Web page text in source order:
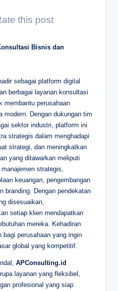
this post
Bisnis dan
sebagai platform digital
berbagai layanan konsultasi
membantu perusahaan
modern. Dengan dukungan tim
sektor industri, platform ini
strategis dalam menghadapi
strategi, dan meningkatkan
yang ditawarkan meliputi
strategis,
keuangan, pengembangan
branding. Dengan pendekatan
disesuaikan,
setiap klien mendapatkan
mereka. Kehadiran
bagi perusahaan yang ingin
global yang kompetitif.
APConsulting.id
layanan yang fleksibel,
profesional yang siap